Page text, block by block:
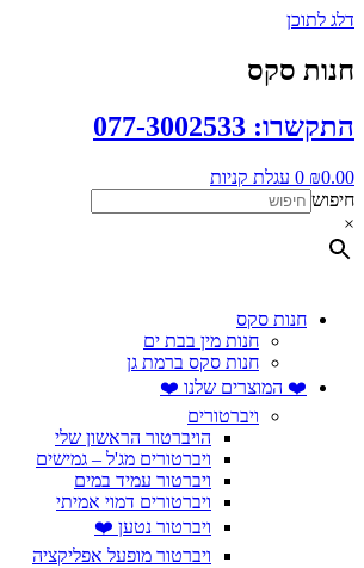
דלג לתוכן
חנות סקס
התקשרו: 077-3002533
₪0.00
0 עגלת קניות
חיפוש
×
חנות סקס
חנות מין בבת ים
חנות סקס ברמת גן
❤️ המוצרים שלנו ❤️
ויברטורים
הויברטור הראשון שלי
ויברטורים מג'ל – גמישים
ויברטור עמיד במים
ויברטורים דמוי אמיתי
ויברטור נטען ❤️
ויברטור מופעל אפליקציה